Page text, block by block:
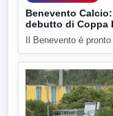
Benevento
debutto di Coppa
Il Benevento è